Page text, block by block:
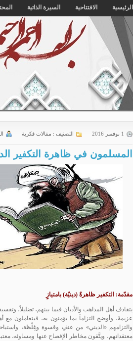
الرئيسية الافتتاحية السيرة الذاتية
1 نوفمبر 2016 التصنيف : مقالات فكرية
المسلمون في ظاهرة التكفير
مقدّمة: التكفير ظاهرةٌ (دينيّة) بامتيازٍ
يتقاذف أهل المذاهب والأديان فيما بينهم، تضليلاً،
عزيمةً، وأوضح التزاماً بما يؤمنون به، فيتعاملون مع
والتزامهم «الديني» من عنفٍ وقسوة وغِلْظة،
معتقداتهم، ويتَّقون مخاطر الإفصاح عنها ومساوئه،